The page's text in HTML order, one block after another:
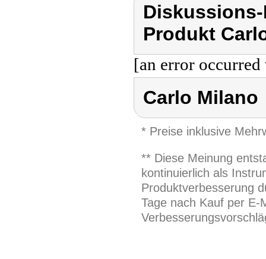
Produkt
[an error
Carlo Milano
* Preise inklusive
** Diese Meinung
kontinuierlich als
Produktverbesserung
Tage nach Kauf per E-